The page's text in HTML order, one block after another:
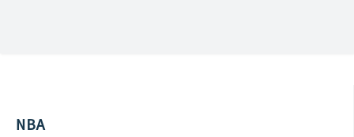
NBA